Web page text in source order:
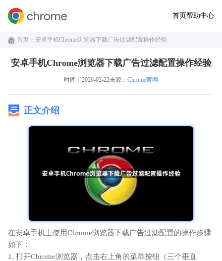
首页帮助中心
首页 > 安卓手机Chrome浏览器下载广告过滤配置操作经验
安卓手机Chrome浏览器下载广告过滤配置操作经验
时间：2026-02-22来源： Chrome官网
正文介绍
在安卓手机上使用Chrome浏览器下载广告过滤配置的操作步骤
如下：
1. 打开Chrome浏览器，点击右上角的菜单按钮（三个垂直